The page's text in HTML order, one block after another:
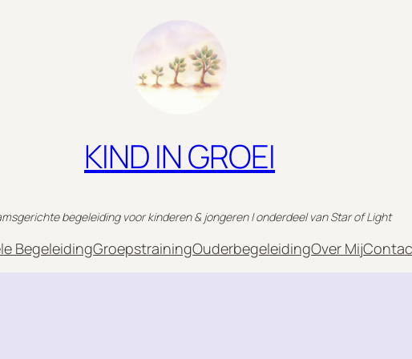
KIND IN GROEI
begeleiding voor kinderen & jongeren | onderdeel van Star of Light
BegeleidingGroepstrainingOuderbegeleidingOver Mij